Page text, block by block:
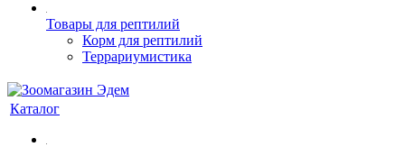
Товары для рептилий
Корм для рептилий
Террариумистика
Каталог